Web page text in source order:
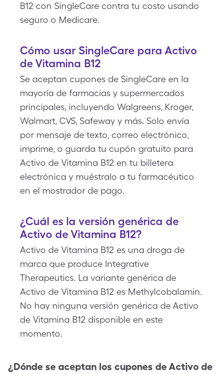
B12 con SingleCare contra tu costo usando
seguro o Medicare.
Cómo usar SingleCare para Activo
de Vitamina B12
Se aceptan cupones de SingleCare en la
mayoría de farmacias y supermercados
principales, incluyendo Walgreens, Kroger,
Walmart, CVS, Safeway y más. Solo envía
por mensaje de texto, correo electrónico,
imprime, o guarda tu cupón gratuito para
Activo de Vitamina B12 en tu billetera
electrónica y muéstralo a tu farmacéutico
en el mostrador de pago.
¿Cuál es la versión genérica de
Activo de Vitamina B12?
Activo de Vitamina B12 es una droga de
marca que produce Integrative
Therapeutics. La variante genérica de
Activo de Vitamina B12 es Methylcobalamin.
No hay ninguna versión genérica de Activo
de Vitamina B12 disponible en este
momento.
¿Dónde se aceptan los cupones deActivo de